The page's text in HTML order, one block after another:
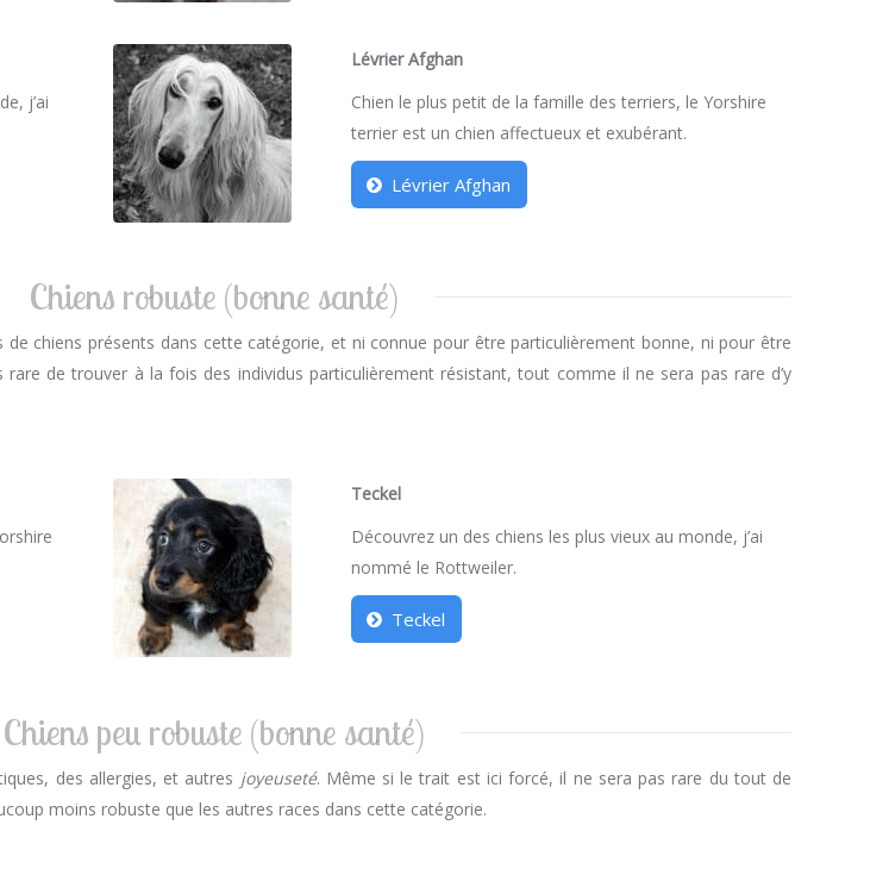
j’ai
Lévrier Afghan
Chien le plus petit de la famille des terriers, le Yorshire
terrier est un chien affectueux et exubérant.
Lévrier Afghan
Chiens robuste (bonne santé)
chiens présents dans cette catégorie, et ni connue pour être particulièrement bonne, ni pour être
de trouver à la fois des individus particulièrement résistant, tout comme il ne sera pas rare d’y
Teckel
Découvrez un des chiens les plus vieux au monde, j’ai
nommé le Rottweiler.
Teckel
Chiens peu robuste (bonne santé)
des allergies, et autres joyeuseté. Même si le trait est ici forcé, il ne sera pas rare du tout de
moins robuste que les autres races dans cette catégorie.